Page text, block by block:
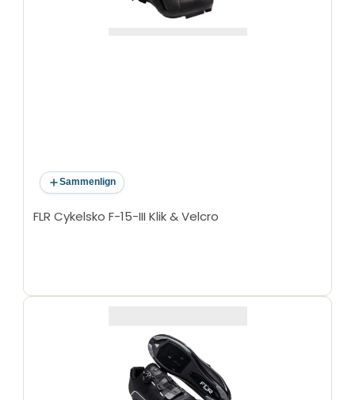
Sammenlign
FLR Cykelsko F-15-III Klik & Velcro